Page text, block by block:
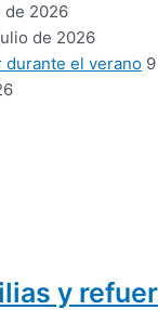
de 2026
de 2026
durante el verano
y